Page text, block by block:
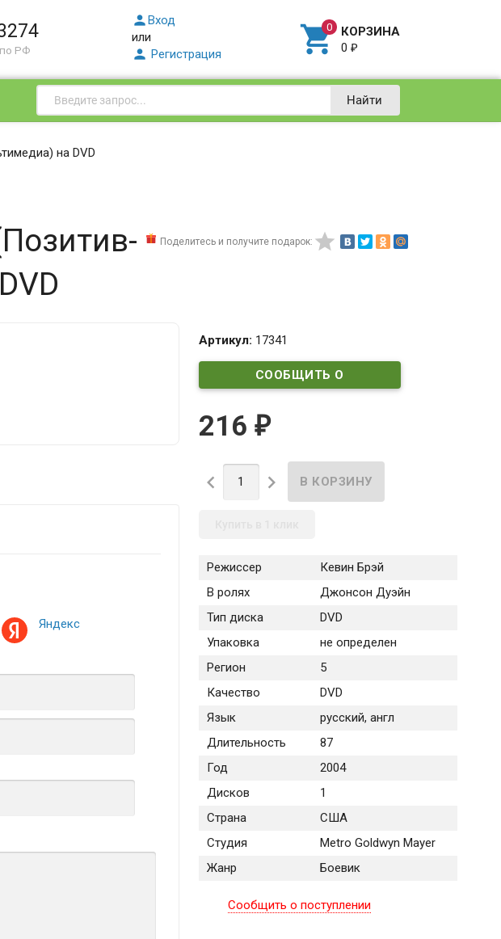
РФ
Вход
или
 Регистрация  КОРЗИНА
0₽
Найти
на DVD
Поделитесь и получите подарок: 
Артикул: 17341
СООБЩИТЬ О
216 ₽
 
Режиссер
Кевин Брэй
В ролях
Джонсон Дуэйн
Тип диска
DVD
Упаковка
не определен
Регион
5
Качество
DVD
Язык
русский, англ
Длительность
87
Год
2004
Дисков
1
Страна
США
Студия
Metro Goldwyn Mayer
Жанр
Боевик
Сообщить о поступлении
Яндекс